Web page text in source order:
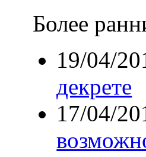
Более
19/04/
декрете
17/04/